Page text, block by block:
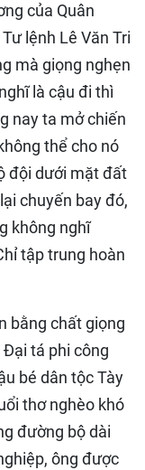
của Quân
lệnh Lê Văn Tri
mà giọng nghẹn
là cậu đi thì
nay ta mở chiến
thể cho nó
đội dưới mặt đất
chuyến bay đó,
không nghĩ
tập trung hoàn
bằng chất giọng
Đại tá phi công
bé dân tộc Tày
thơ nghèo khó
đường bộ dài
ông được